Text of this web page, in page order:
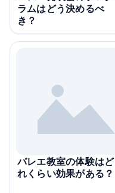
ラムはどう決めるべ
き？
バレエ教室の体験はど
れくらい効果がある？